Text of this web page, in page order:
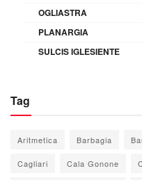
OGLIASTRA
PLANARGIA
SULCIS IGLESIENTE
Tag
Aritmetica Barbagia
Cagliari Cala Gonone